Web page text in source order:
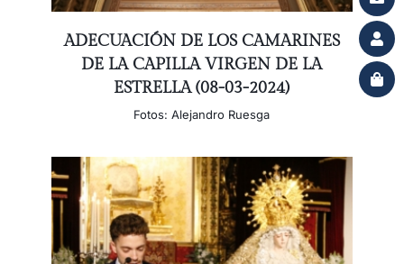
ADECUACIÓN DE LOS CAMARINES
DE LA CAPILLA VIRGEN DE LA
ESTRELLA (08-03-2024)
Fotos: Alejandro Ruesga